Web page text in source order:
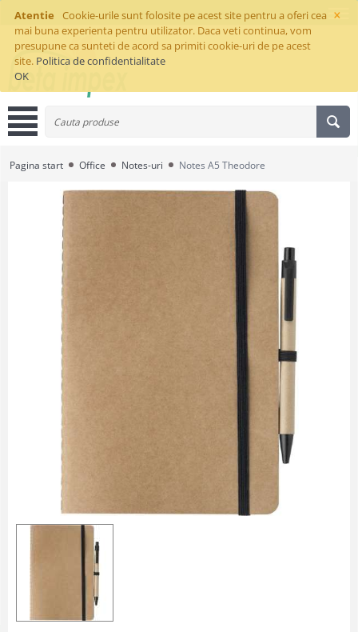
×
Atentie
Cookie-urile sunt folosite pe acest site pentru a oferi cea
mai buna experienta pentru utilizator. Daca veti continua, vom
presupune ca sunteti de acord sa primiti cookie-uri de pe acest
site. Politica de confidentialitate
OK
Pagina start Office Notes-uri Notes A5 Theodore